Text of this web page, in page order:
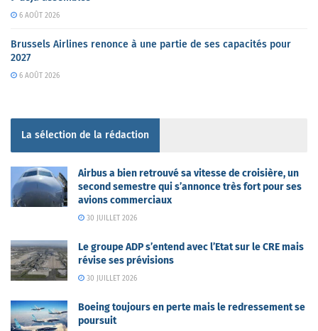
6 AOÛT 2026
Brussels Airlines renonce à une partie de ses capacités pour
2027
6 AOÛT 2026
La sélection de la rédaction
Airbus a bien retrouvé sa vitesse de croisière, un
second semestre qui s’annonce très fort pour ses
avions commerciaux
30 JUILLET 2026
Le groupe ADP s’entend avec l’Etat sur le CRE mais
révise ses prévisions
30 JUILLET 2026
Boeing toujours en perte mais le redressement se
poursuit